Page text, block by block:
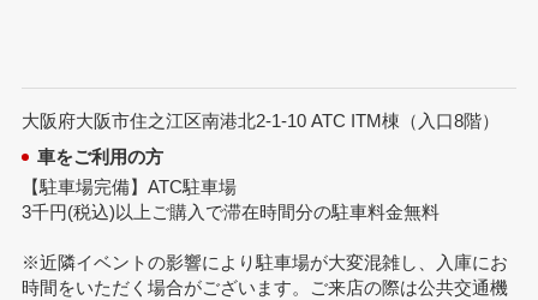
大阪府大阪市住之江区南港北2-1-10 ATC ITM棟（入口8階）
車をご利用の方
【駐車場完備】ATC駐車場
3千円(税込)以上ご購入で滞在時間分の駐車料金無料
※近隣イベントの影響により駐車場が大変混雑し、入庫にお
時間をいただく場合がございます。ご来店の際は公共交通機